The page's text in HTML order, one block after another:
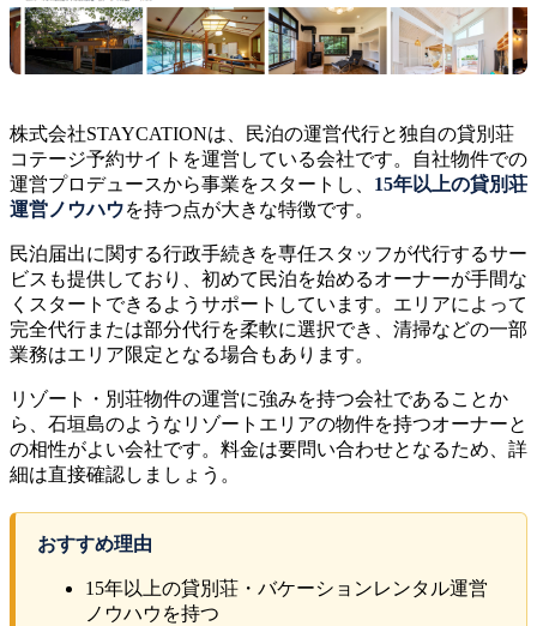
株式会社STAYCATIONは、民泊の運営代行と独自の貸別荘
コテージ予約サイトを運営している会社です。自社物件での
運営プロデュースから事業をスタートし、 15年以上の貸別荘
運営ノウハウを持つ点が大きな特徴です。
民泊届出に関する行政手続きを専任スタッフが代行するサー
ビスも提供しており、初めて民泊を始めるオーナーが手間な
くスタートできるようサポートしています。エリアによって
完全代行または部分代行を柔軟に選択でき、清掃などの一部
業務はエリア限定となる場合もあります。
リゾート・別荘物件の運営に強みを持つ会社であることか
ら、石垣島のようなリゾートエリアの物件を持つオーナーと
の相性がよい会社です。料金は要問い合わせとなるため、詳
細は直接確認しましょう。
おすすめ理由
15年以上の貸別荘・バケーションレンタル運営
ノウハウを持つ